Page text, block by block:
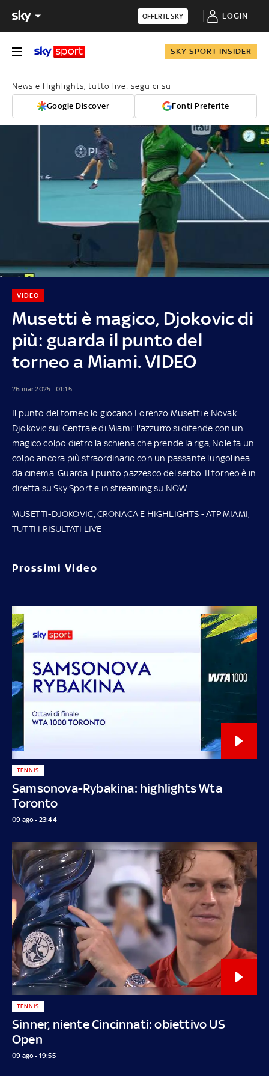
OFFERTE SKY LOGIN
SKY SPORT INSIDER
News e Highlights, tutto live: seguici su
Google Discover Fonti Preferite
Musetti è magico, Djokovic di
più: guarda il punto del
torneo a Miami. VIDEO
VIDEO
26 mar 2025 - 01:15
Il punto del torneo lo giocano Lorenzo Musetti e Novak
Djokovic sul Centrale di Miami: l'azzurro si difende con un
magico colpo dietro la schiena che prende la riga, Nole fa un
colpo ancora più straordinario con un passante lungolinea
da cinema. Guarda il punto pazzesco del serbo. Il torneo è in
diretta suSkySport e in streaming su NOW
MUSETTI-DJOKOVIC, CRONACA E HIGHLIGHTS -ATP MIAMI,
TUTTI I RISULTATI LIVE
Prossimi Video
Samsonova-Rybakina: highlights Wta
Toronto
TENNIS
09 ago - 23:44
Sinner, niente Cincinnati: obiettivo US
Open
TENNIS
09 ago - 19:55